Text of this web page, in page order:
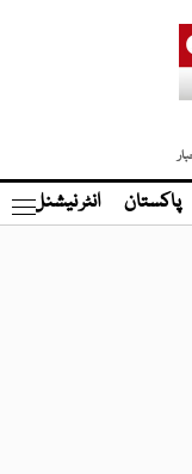
پاکستان انٹر نیشنل